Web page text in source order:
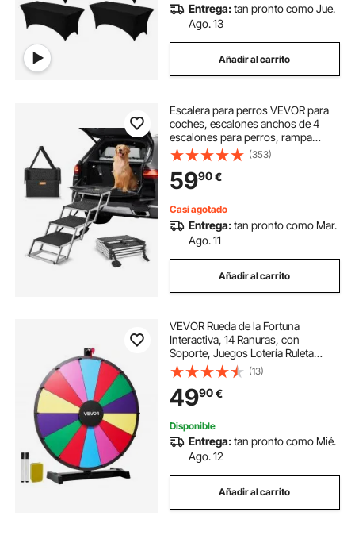
Entrega:tan pronto como Jue.
Ago. 13
Añadir al carrito
Escalera para perros VEVOR para
coches, escalones anchos de 4
escalones para perros, rampa
plegable para perros con superficie
antideslizante, escalones portátiles
para mascotas de aluminio liviano
para coches, SUV y camiones,
soporta hasta 150 libras
(353)
5990€
Casi agotado
Entrega:tan pronto como Mar.
Ago. 11
Añadir al carrito
VEVOR Rueda de la Fortuna
Interactiva, 14 Ranuras, con
Soporte, Juegos Lotería Ruleta
Ganadora con Borrador Pizarra, 2
Marcadores, 6 Colores Brillantes,
para Fiestas, Ferias, 605 x 205 x
695 mm
(13)
4990€
Disponible
Entrega:tan pronto como Mié.
Ago. 12
Añadir al carrito